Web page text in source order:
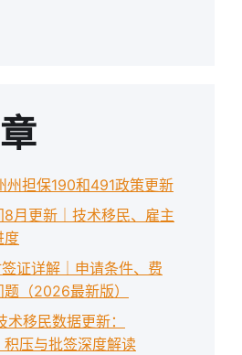
担保190和491政策更新
月更新｜技术移民、雇主
度
证详解｜申请条件、费
（2026最新版）
移民数据更新：
压与批签深度解读